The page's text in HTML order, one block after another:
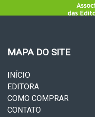
MAPA DO SITE
INÍCIO
EDITORA
COMO COMPRAR
CONTATO